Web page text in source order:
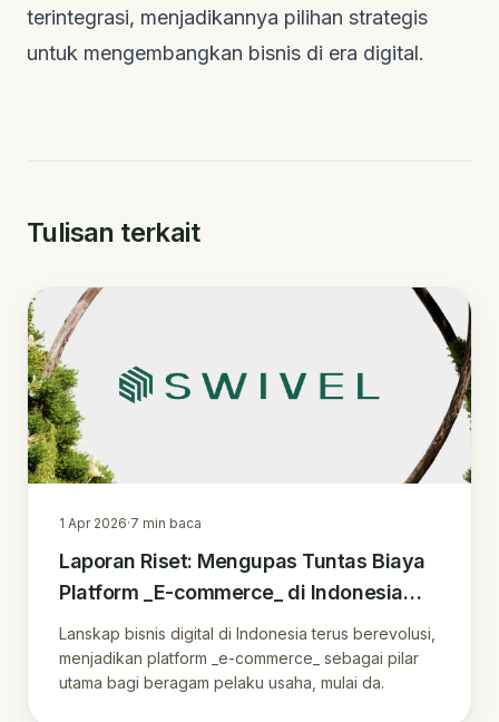
terintegrasi, menjadikannya pilihan strategis
untuk mengembangkan bisnis di era digital.
Tulisan terkait
1 Apr 2026·7 min baca
Laporan Riset: Mengupas Tuntas Biaya
Platform _E-commerce_ di Indonesia
dan Strategi Profitabilitas 2026
Lanskap bisnis digital di Indonesia terus berevolusi,
menjadikan platform _e-commerce_ sebagai pilar
utama bagi beragam pelaku usaha, mulai da.